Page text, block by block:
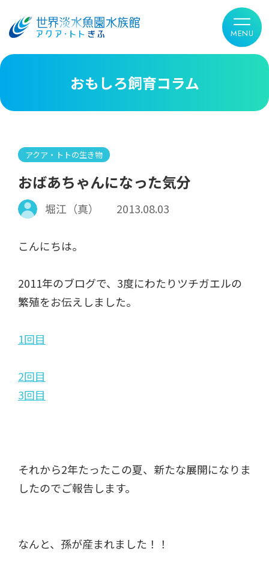
おもしろ飼育コラム
アクア・トトの生き物
おばあちゃんになった気分
堀江（真） 2013.08.03
こんにちは。
2011年のブログで、3度にわたりツチガエルの
繁殖をお伝えしました。
1回目
2回目
3回目
それから2年たったこの夏、新たな展開になりま
したのでご報告します。
なんと、孫が産まれました！！